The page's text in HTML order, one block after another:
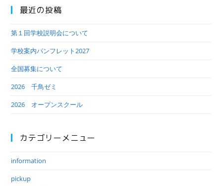
最近の投稿
第１回学校説明会について
学校案内パンフレット2027
全国募集について
2026 千鳥ゼミ
2026 オープンスクール
カテゴリーメニュー
information
pickup